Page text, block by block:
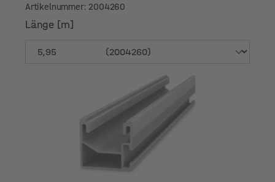
Artikelnummer: 2004260
Länge [m]